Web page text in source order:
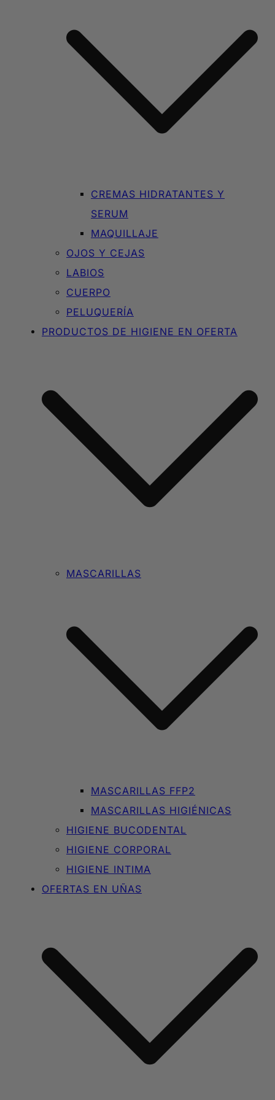
CREMAS HIDRATANTES Y
SERUM
MAQUILLAJE
OJOS Y CEJAS
LABIOS
CUERPO
PELUQUERÍA
PRODUCTOS DE HIGIENE EN OFERTA
MASCARILLAS
MASCARILLAS FFP2
MASCARILLAS HIGIÉNICAS
HIGIENE BUCODENTAL
HIGIENE CORPORAL
HIGIENE INTIMA
OFERTAS EN UÑAS